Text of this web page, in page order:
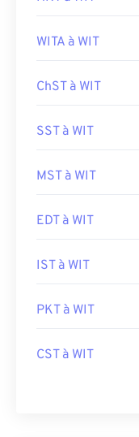
WITA à WIT
ChST à WIT
SST à WIT
MST à WIT
EDT à WIT
IST à WIT
PKT à WIT
CST à WIT